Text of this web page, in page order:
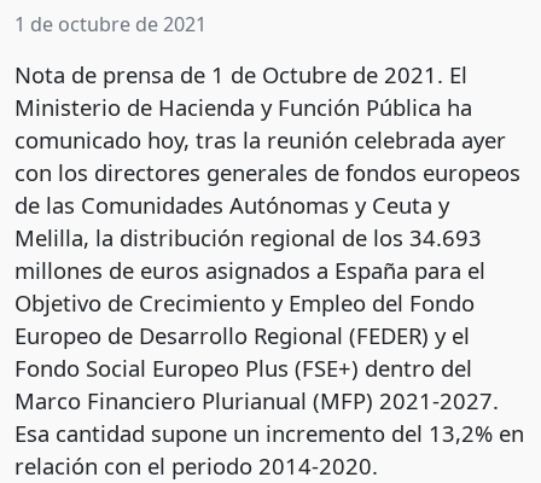
1 de octubre de 2021
Nota de prensa de 1 de Octubre de 2021. El
Ministerio de Hacienda y Función Pública ha
comunicado hoy, tras la reunión celebrada ayer
con los directores generales de fondos europeos
de las Comunidades Autónomas y Ceuta y
Melilla, la distribución regional de los 34.693
millones de euros asignados a España para el
Objetivo de Crecimiento y Empleo del Fondo
Europeo de Desarrollo Regional (FEDER) y el
Fondo Social Europeo Plus (FSE+) dentro del
Marco Financiero Plurianual (MFP) 2021-2027.
Esa cantidad supone un incremento del 13,2% en
relación con el periodo 2014-2020.